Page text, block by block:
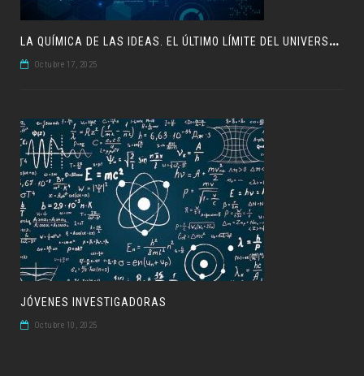
L
A QUÍMICA DE LAS IDEAS. EL ÚLTIMO LÍMITE DEL UNIVERSO QUÍMICO
Octubre 17, 2025
JÓVENES INVESTIGADORAS
Octubre 10, 2025